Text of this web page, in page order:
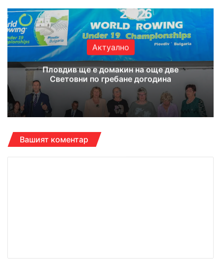
Актуално
Пловдив ще е домакин на още две
Световни по гребане догодина
Вашият коментар